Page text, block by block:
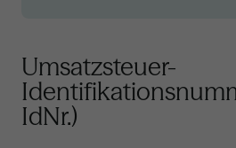
Umsatzsteuer-
IdNr.)